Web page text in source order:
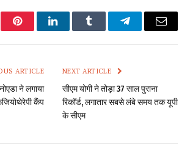
PinterestLinkedInTumblr TelegramEmail
ARTICLE
ने लगाया
कैंप
NEXT ARTICLE
सीएम योगी ने तोड़ा 37 साल पुराना
रिकॉर्ड, लगातार सबसे लंबे समय तक यूपी
के सीएम